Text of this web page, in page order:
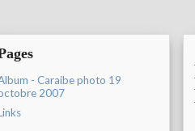
- Caraibe photo 19
2007